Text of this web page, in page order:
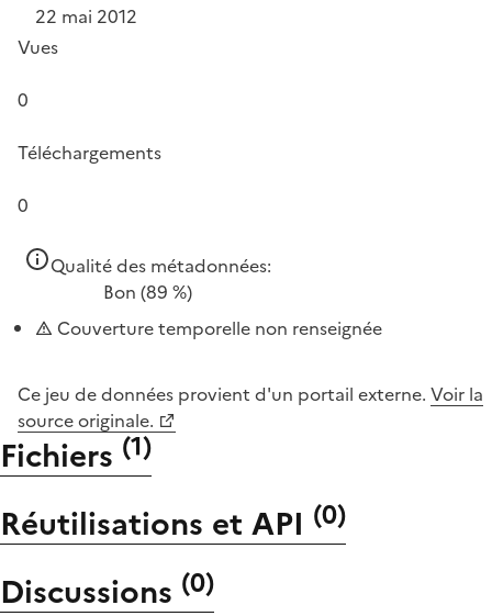
22 mai 2012
Vues
0
Téléchargements
0
Qualité des métadonnées:
Bon (89 %)
Couverture temporelle non renseignée
Ce jeu de données provient d'un portail externe. Voir la
source originale.
Fichiers (1)
Réutilisations et API (0)
Discussions (0)